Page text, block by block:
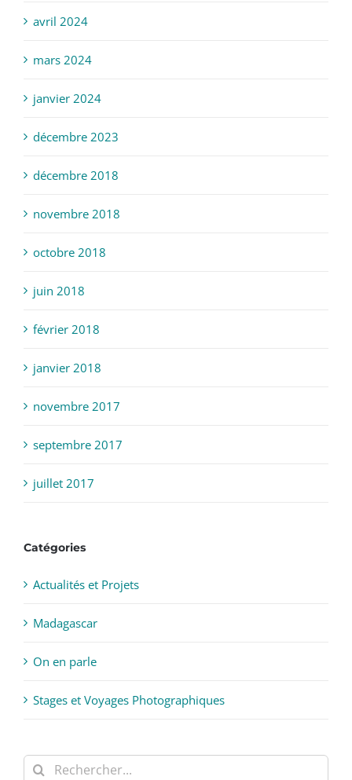
avril 2024
mars 2024
janvier 2024
décembre 2023
décembre 2018
novembre 2018
octobre 2018
juin 2018
février 2018
janvier 2018
novembre 2017
septembre 2017
juillet 2017
Catégories
Actualités et Projets
Madagascar
On en parle
Stages et Voyages Photographiques
Rechercher: